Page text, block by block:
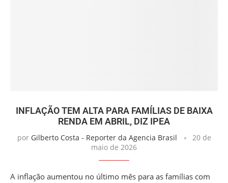
INFLAÇÃO TEM ALTA PARA FAMÍLIAS DE BAIXA
RENDA EM ABRIL, DIZ IPEA
por Gilberto Costa - Reporter da Agencia Brasil
20 de
maio de 2026
A inflação aumentou no último mês para as famílias com